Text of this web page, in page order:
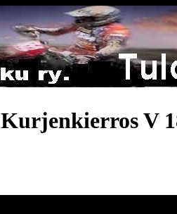
Kurjenkierros V